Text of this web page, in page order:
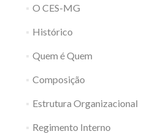
O CES-MG
Histórico
Quem é Quem
Composição
Estrutura Organizacional
Regimento Interno